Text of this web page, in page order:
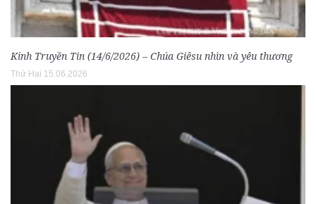
Kinh Truyền Tin (14/6/2026) – Chúa Giêsu nhìn và yêu thương
Thứ Hai 15.06.2026